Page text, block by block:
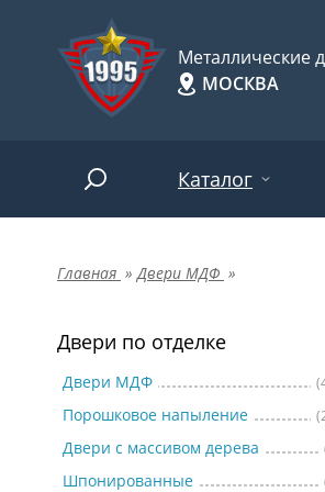
Металлические
МОСКВА
Каталог
Двери по отделке
Двери по назначению
Двери по
Главная » Двери МДФ »
Двери по отделке
Двери МДФ
Порошковое напыление
Двери с массивом дерева
Шпонированные